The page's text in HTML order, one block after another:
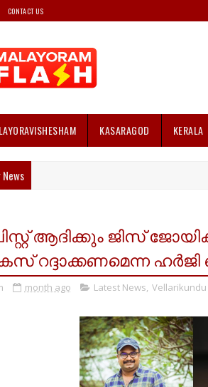
CONTACT US
KASARAGOD KERALA
ആദിക്കും ജിസ്
കേസ് റദ്ദാക്കണമെന്ന
month ago Latest News, Vellarikundu